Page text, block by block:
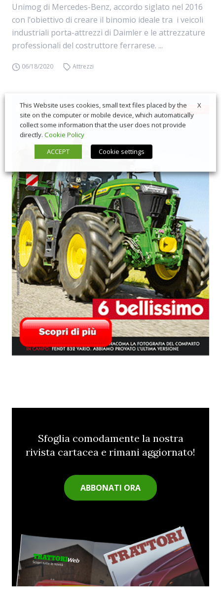
Unimog di Mercedes-Benz, accordo siglato nel 2016
con l’obiettivo di creare il binomio ideale tra i veicoli
industriali porta-attrezzi di Daimler e le attrezzature
professionali del costruttore ferrarese. ...
06/18/2020 Attrezzi
Sfoglia comodamente la nostra
rivista cartacea e rimani aggiornato!
ABBONATI ORA
X
This Website uses cookies, small text files placed by the
site on the computer or mobile device, which automatically
collect some information that the user does not provide
directly. Cookie Policy
ACCEPT
Cookie settings